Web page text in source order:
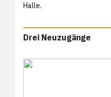
Halle.
Drei Neuzugänge